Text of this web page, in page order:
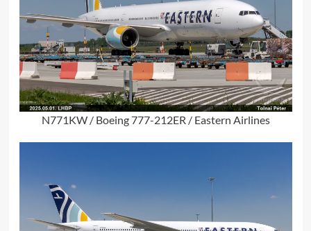
N771KW / Boeing 777-212ER / Eastern Airlines